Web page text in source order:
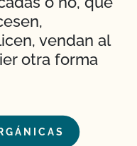
vendan al
otra forma